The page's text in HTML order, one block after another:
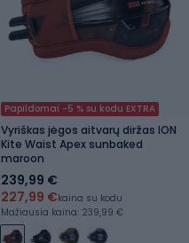
Papildomai -5 % su kodu EXTRA
Vyriškas jėgos aitvarų diržas ION
Kite Waist Apex sunbaked
maroon
239,99 €
227,99 €kaina su kodu
Mažiausia kaina: 239,99 €